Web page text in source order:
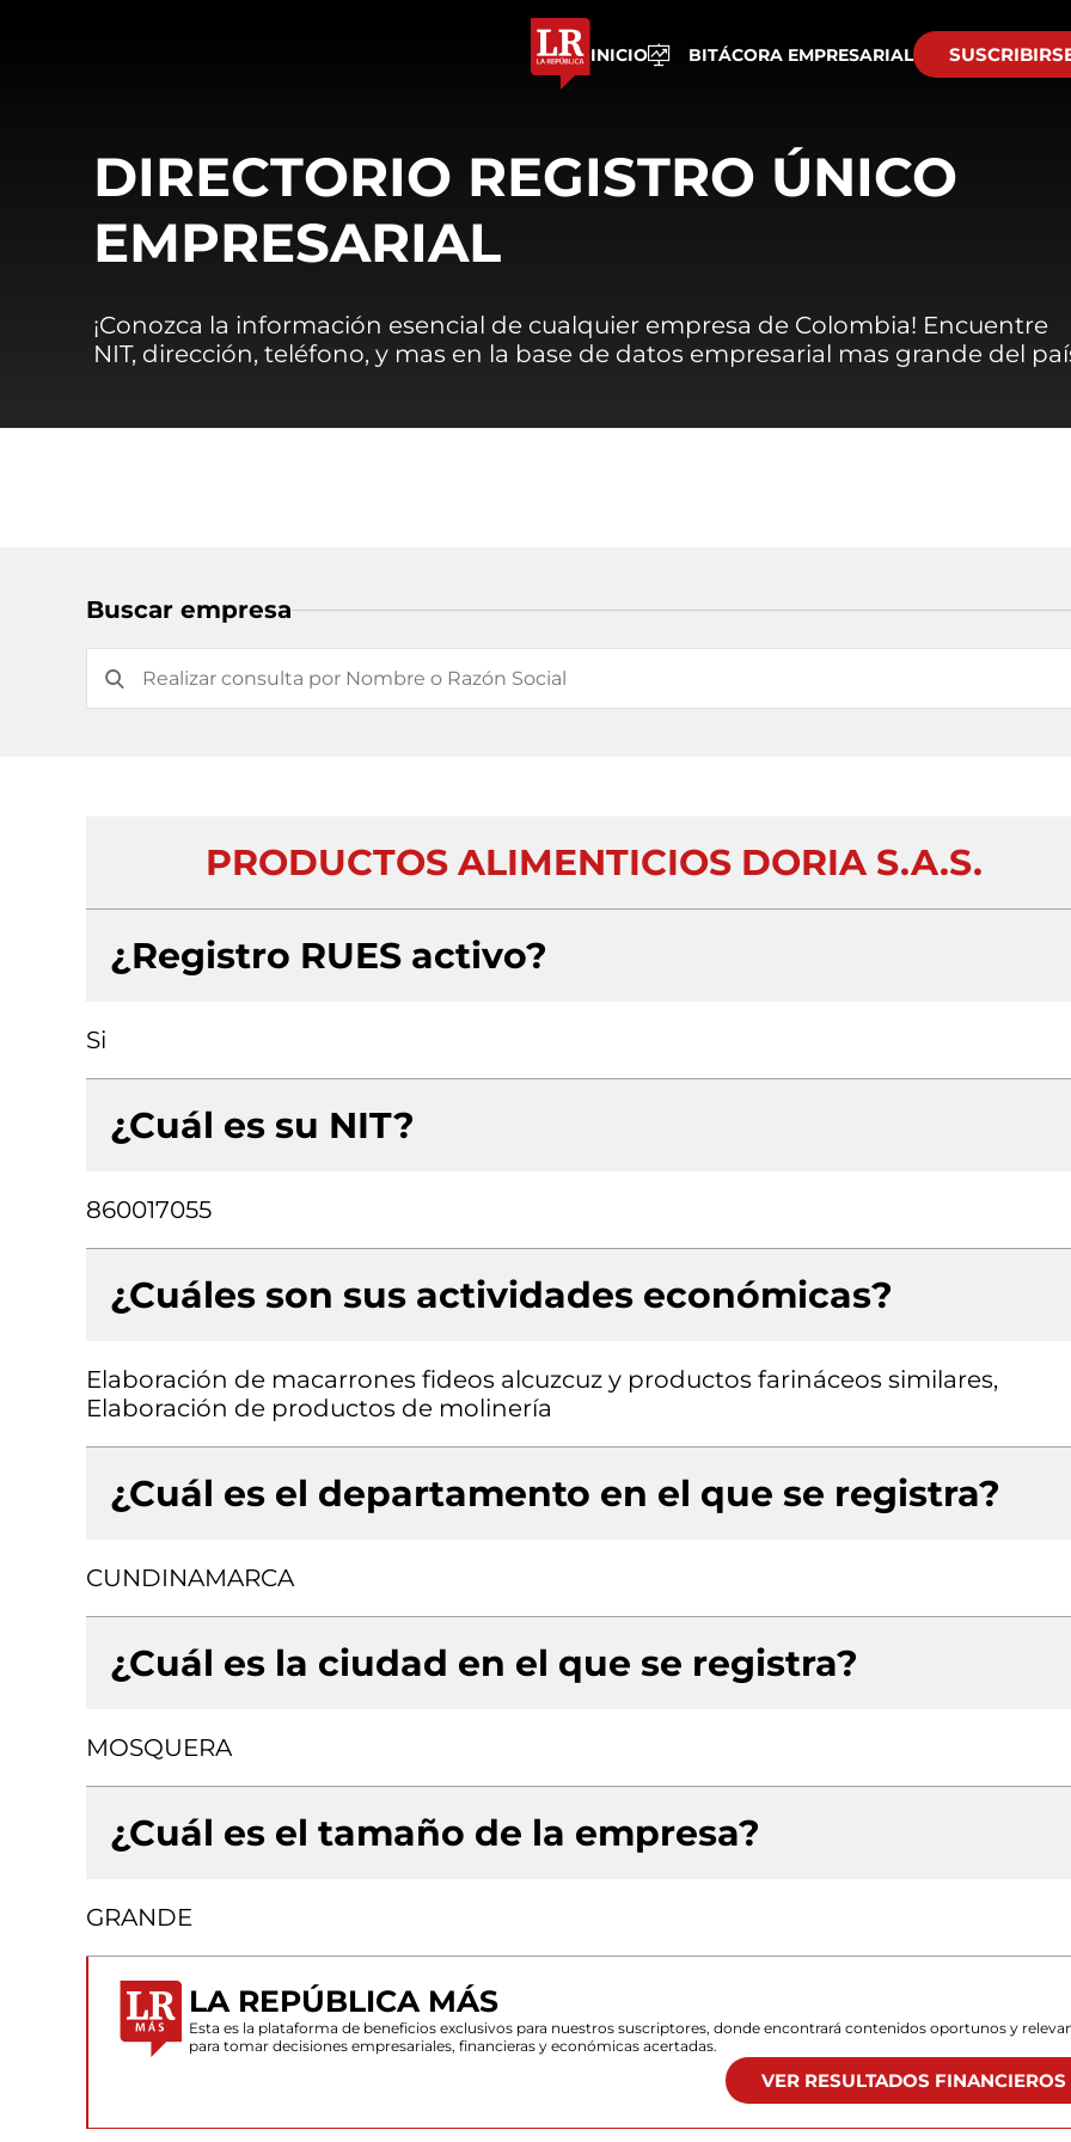
INICIO BITÁCORA EMPRESARIAL
DIRECTORIO REGISTRO ÚNICO
EMPRESARIAL
¡Conozca la información esencial de cualquier empresa de Colombia! Encuentre
NIT, dirección, teléfono, y mas en la base de datos empresarial mas grande del
Buscar empresa
PRODUCTOS ALIMENTICIOS DORIA S.A.S.
¿Registro RUES activo?
Si
¿Cuál es su NIT?
860017055
¿Cuáles son sus actividades económicas?
Elaboración de macarrones fideos alcuzcuz y productos farináceos similares,
Elaboración de productos de molinería
¿Cuál es el departamento en el que se registra?
CUNDINAMARCA
¿Cuál es la ciudad en el que se registra?
MOSQUERA
¿Cuál es el tamaño de la empresa?
GRANDE
LA REPÚBLICA MÁS
Esta es la plataforma de beneficios exclusivos para nuestros suscriptores, donde encontrará contenidos oportunos y
para tomar decisiones empresariales, financieras y económicas acertadas.
VER RESULTADOS FINANCIEROS